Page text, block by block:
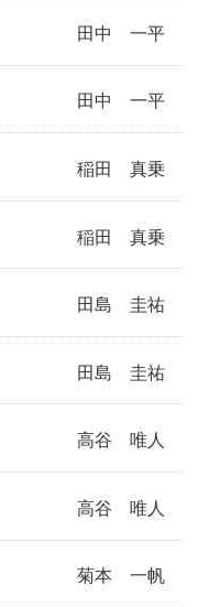
田中 一平
田中 一平
稲田 真乗
稲田 真乗
田島 圭祐
田島 圭祐
高谷 唯人
高谷 唯人
菊本 一帆